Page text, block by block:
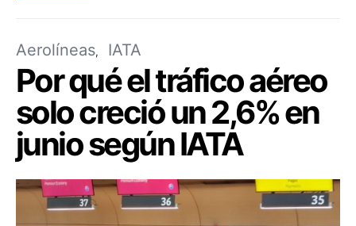
Aerolíneas IATA
Por qué el tráfico aéreo
solo creció un 2,6% en
junio según IATA